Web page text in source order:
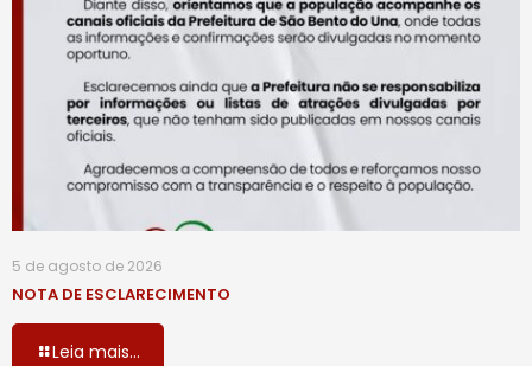
5 de agosto de 2026
NOTA DE ESCLARECIMENTO
Leia mais...